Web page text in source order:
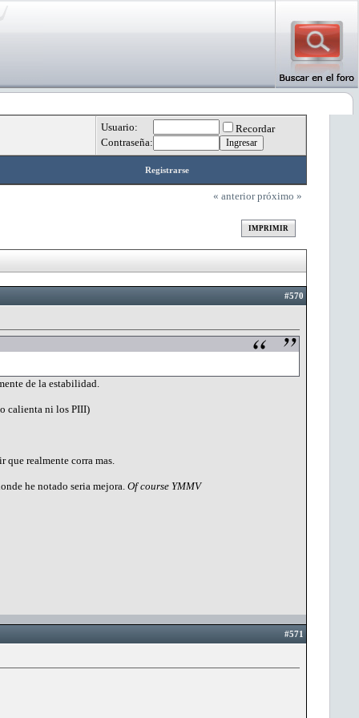
Usuario:
Recordar
Contraseña:
Registrarse
« anterior próximo »
IMPRIMIR
#570
de la estabilidad.
calienta ni los PIII)
que realmente corra mas.
he notado seria mejora. Of course YMMV
#571